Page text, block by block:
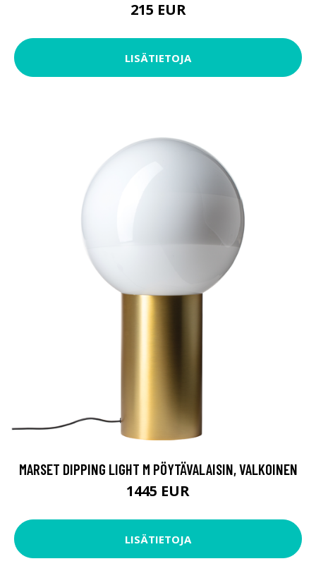
215 EUR
LISÄTIETOJA
MARSET DIPPING LIGHT M PÖYTÄVALAISIN, VALKOINEN
1445 EUR
LISÄTIETOJA